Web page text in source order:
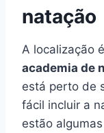
natação
A localização
academia de
está perto de
fácil incluir a
estão